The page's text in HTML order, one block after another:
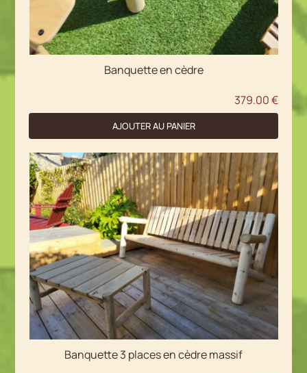
Banquette en cèdre
379.00€
AJOUTER AU PANIER
Banquette 3 places en cèdre massif